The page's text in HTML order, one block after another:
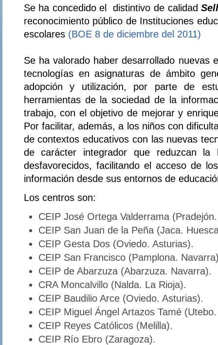
Se ha concedido el distintivo de calidad
reconocimiento público de Instituciones
escolares(BOE 8 de diciembre del 2011)
Se ha valorado haber desarrollado nuevas
tecnologías en asignaturas de ámbito
adopción y utilización, por parte de
herramientas de la sociedad de la
trabajo, con el objetivo de mejorar y
Por facilitar, además, a los niños con
de contextos educativos con las nuevas
de carácter integrador que reduzcan la
desfavorecidos, facilitando el acceso de
información desde sus entornos de
Los centros son:
CEIP José Ortega Valderrama
CEIP San Juan de la Peña (Jaca.
CEIP Gesta Dos (Oviedo. Asturias).
CEIP San Francisco (Pamplona.
CEIP de Abarzuza (Abarzuza. Navarra).
CRA Moncalvillo (Nalda. La Rioja).
CEIP Baudilio Arce (Oviedo. Asturias).
CEIP Miguel Ángel Artazos Tamé
CEIP Reyes Católicos (Melilla).
CEIP Río Ebro (Zaragoza).